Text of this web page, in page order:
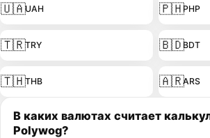
🇺🇦UAH 🇵🇭PHP
🇹🇷TRY 🇧🇩BDT
🇹🇭THB 🇦🇷ARS
В каких валютах считает
Polywog?